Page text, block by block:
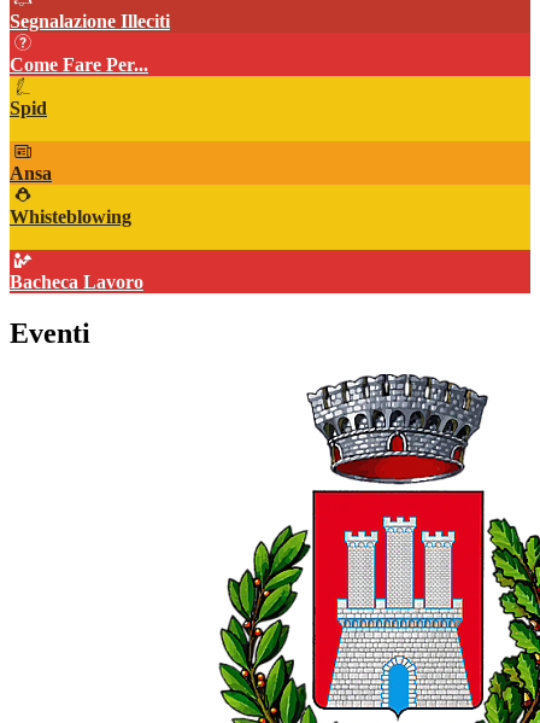
Segnalazione Illeciti
Come Fare Per...
Spid
Ansa
Whisteblowing
Bacheca Lavoro
Eventi